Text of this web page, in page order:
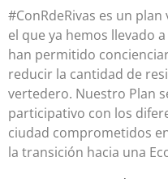
#ConRdeRivas es un
el que ya hemos llevado
han permitido
reducir la cantidad de
vertedero. Nuestro Plan
participativo con los
ciudad comprometidos
la transición hacia una